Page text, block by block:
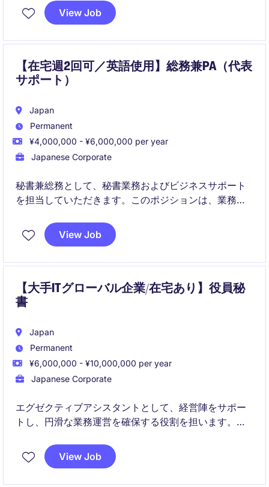
経営中枢に近い裁量ある役割と、年間休日120日以上・
フレックスによりワークライフバランスを両立できま
View Job
【在宅週2回可／英語使用】総務兼PA（代表
サポート）
Japan
Permanent
¥4,000,000 - ¥6,000,000 per year
Japanese Corporate
秘書兼総務として、秘書業務およびビジネスサポート
を担当していただきます。このポジションは、業務効
担います。View Job
【大手ITグローバル企業/在宅あり】役員秘
書
Japan
Permanent
¥6,000,000 - ¥10,000,000 per year
Japanese Corporate
エグゼクティブアシスタントとして、経営陣をサポー
トし、円滑な業務運営を確保する役割を担います。プ
上に貢献していただきます。
View Job